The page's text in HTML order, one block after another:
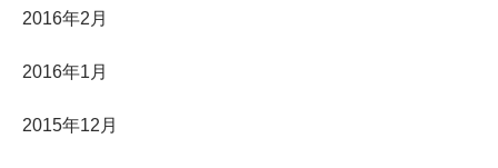
2016年2月
2016年1月
2015年12月